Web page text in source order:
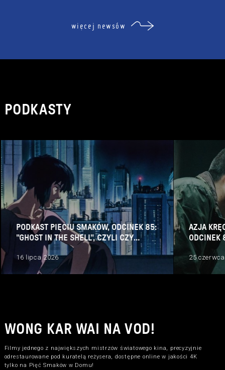
więcej newsów
PODKASTY
PODKAST PIĘCIU SMAKÓW, ODCINEK 85:
"GHOST IN THE SHELL", CZYLI CZY
ANDROIDY ŚNIĄ O POSIADANIU DUSZY?
16 lipca 2026
AZJA
ODCINEK
CZY KINO
25
WONG KAR WAI NA VOD!
Filmy jednego z największych mistrzów światowego kina, precyzyjnie
odrestaurowane pod kuratelą reżysera, dostępne online w jakości 4K
tylko na Pięć Smaków w Domu!